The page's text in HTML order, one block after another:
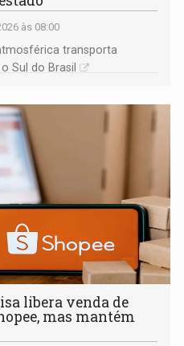
às 08:00
transporta
Sul do Brasil
libera venda de
mas mantém